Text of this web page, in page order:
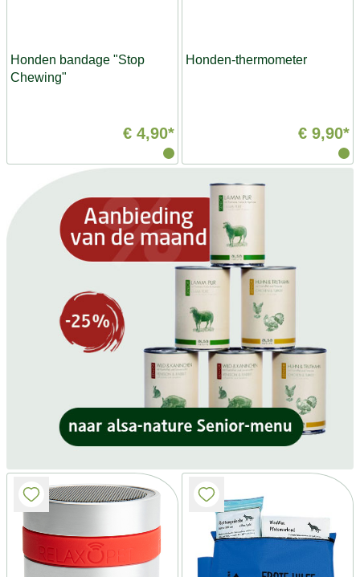
Honden bandage "Stop
Chewing"
€ 4,90*
Honden-thermometer
€ 9,90*